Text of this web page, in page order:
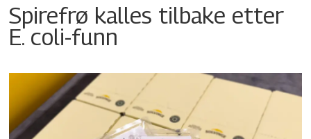
Spirefrø kalles tilbake etter
E. coli-funn